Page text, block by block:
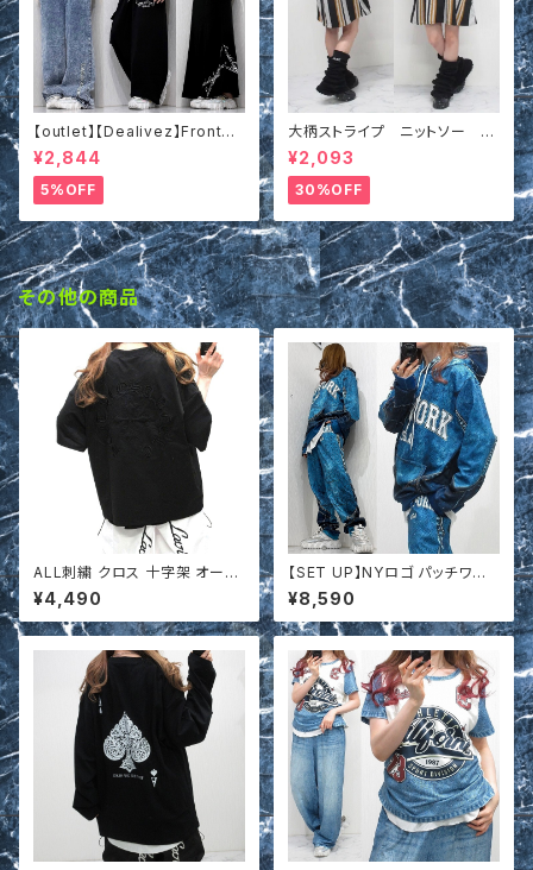
【outlet】【Dealivez】Frontク
ロス 胸元あき ロゴ リブ タンク
トップ 前後リバーシブル 2WAY
¥2,844
5%OFF
大柄ストライプ ニットソー プ
ルオーバー ゆったりシルエッ
ト イエロー
¥2,093
30%OFF
その他の商品
ALL刺繍 クロス 十字架 オール
ドイングリッシュ Tシャツ s65
1916
¥4,490
【SET UP】NYロゴ パッチワー
ク デニム調 ドッキングデザイン
パーカー＆ジョガーパンツ 上下
セットアップ t624530
¥8,590